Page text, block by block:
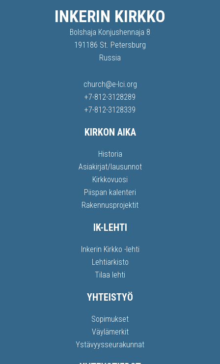
INKERIN KIRKKO
Bolshaja Konjushennaja 8
191186 St. Petersburg
Russia
church@e-lci.org
+7-812-3128289
+7-812-3128339
KIRKON AIKA
Historia
Asiakirjat/lausunnot
Kirkkovuosi
Piispan kalenteri
Rakennusprojektit
IK-LEHTI
Inkerin Kirkko -lehti
Lehtiarkisto
Tilaa lehti
YHTEISTYÖ
Sopimukset
Väylämerkit
Ystävyysseurakunnat